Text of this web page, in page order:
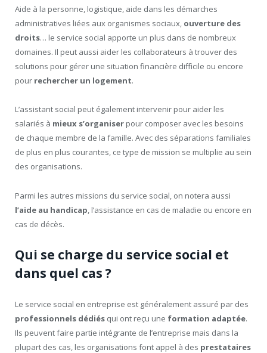
Aide à la personne, logistique, aide dans les démarches
administratives liées aux organismes sociaux, ouverture des
droits… le service social apporte un plus dans de nombreux
domaines. Il peut aussi aider les collaborateurs à trouver des
solutions pour gérer une situation financière difficile ou encore
pour rechercher un logement.
L’assistant social peut également intervenir pour aider les
salariés à mieux s’organiser pour composer avec les besoins
de chaque membre de la famille. Avec des séparations familiales
de plus en plus courantes, ce type de mission se multiplie au sein
des organisations.
Parmi les autres missions du service social, on notera aussi
l’aide au handicap , l’assistance en cas de maladie ou encore en
cas de décès.
Qui se charge du service social et
dans quel cas ?
Le service social en entreprise est généralement assuré par des
professionnels dédiés qui ont reçu une formation adaptée.
Ils peuvent faire partie intégrante de l’entreprise mais dans la
plupart des cas, les organisations font appel à des prestataires